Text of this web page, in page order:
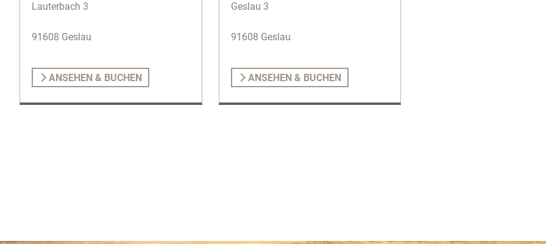
Lauterbach 3
91608 Geslau
ANSEHEN & BUCHEN
Geslau 3
91608 Geslau
ANSEHEN & BUCHEN